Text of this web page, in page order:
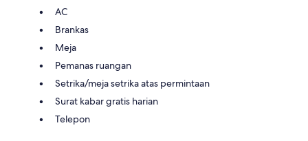
AC
Brankas
Meja
Pemanas ruangan
Setrika/meja setrika atas permintaan
Surat kabar gratis harian
Telepon